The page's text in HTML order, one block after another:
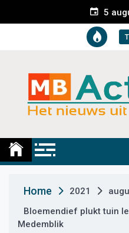
e
t
5
Medemblik
Home 2021
Bloemendief plukt tuin
Medemblik